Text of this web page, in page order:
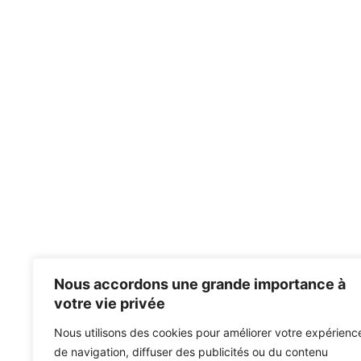
Nous accordons une grande importance à
votre vie privée
Nous utilisons des cookies pour améliorer votre
de navigation, diffuser des publicités ou du contenu